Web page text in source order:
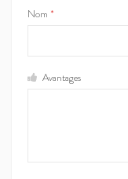
Nom *
Avantages